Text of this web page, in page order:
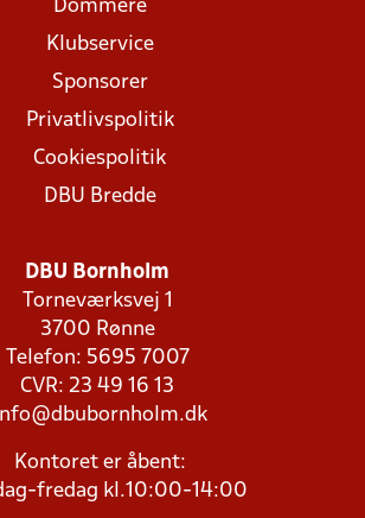
Dommere
Klubservice
Sponsorer
Privatlivspolitik
Cookiespolitik
DBU Bredde
DBU Bornholm
Torneværksvej 1
3700 Rønne
Telefon: 5695 7007
CVR: 23 49 16 13
Kontoret er åbent:
fredag kl.10:00-14:00